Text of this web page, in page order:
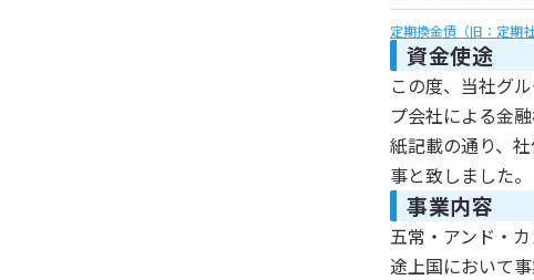
定期換金債（旧：定期
資金使途
この度、当社グ
プ会社による金
紙記載の通り、
事と致しました。
事業内容
五常・アンド・
途上国において